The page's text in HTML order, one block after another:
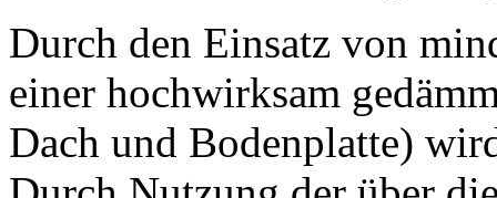
Durch den Einsatz von
einer hochwirksam
Dach und Bodenplatte)